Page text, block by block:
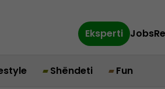
Eksperti Jobs
Shëndeti Fun